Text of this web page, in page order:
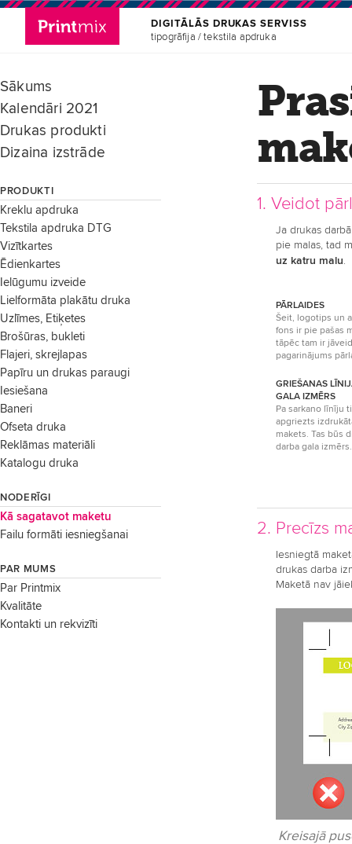
DIGITĀLĀS DRUKAS SERVISS
tipogrāfija / tekstila apdruka
Sākums
Kalendāri 2021
Drukas produkti
Dizaina izstrāde
PRODUKTI
Kreklu apdruka
Tekstila apdruka DTG
Vizītkartes
Ēdienkartes
Ielūgumu izveide
Lielformāta plakātu druka
Uzlīmes, Etiķetes
Brošūras, bukleti
Flajeri, skrejlapas
Papīru un drukas paraugi
Iesiešana
Baneri
Ofseta druka
Reklāmas materiāli
Katalogu druka
NODERĪGI
Kā sagatavot maketu
Failu formāti iesniegšanai
PAR MUMS
Par Printmix
Kvalitāte
Kontakti un rekvizīti
1. Veidot
Ja drukas
pie malas, tad
uz katru malu.
PĀRLAIDES
Šeit, logotips un
fons ir pie pašas
tāpēc tam ir
pagarinājums
GRIEŠANAS
GALA IZMĒRS
Pa sarkano līnīju
apgriezts
makets. Tas būs
darba gala izmērs.
2. Precīzs
Iesniegtā
drukas darba
Maketā nav
Kreisajā